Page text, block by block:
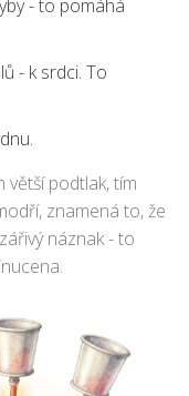
- to pomáhá
- k srdci. To
větší podtlak, tím
znamená to, že
náznak - to